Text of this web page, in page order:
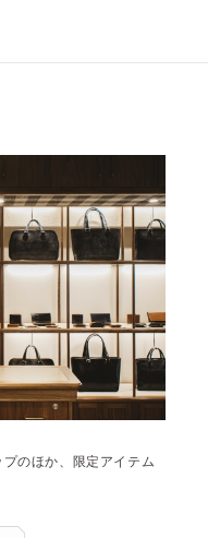
のほか、限定アイテム